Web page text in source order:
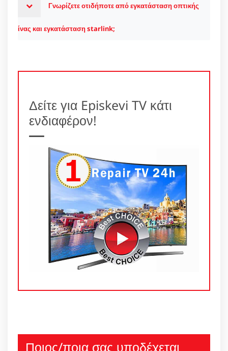
Γνωρίζετε οτιδήποτε από εγκατάσταση οπτικής
ίνας και εγκατάσταση starlink;
Δείτε για Episkevi TV κάτι
ενδιαφέρον!
Ποιος/ποια σας υποδέχεται